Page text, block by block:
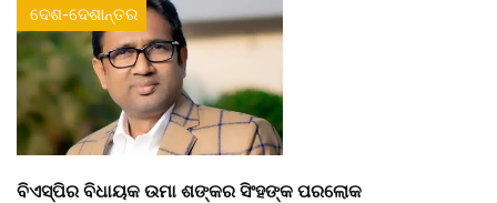
ଦେଶ-ଦେଶାନ୍ତର
ବିଏସ୍‌ପିର ବିଧାୟକ ଉମା ଶଙ୍କର ସିଂହଙ୍କ ପରଲୋକ